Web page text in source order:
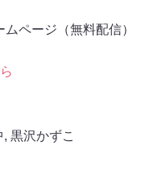
ページ（無料配信）
, 黒沢かずこ